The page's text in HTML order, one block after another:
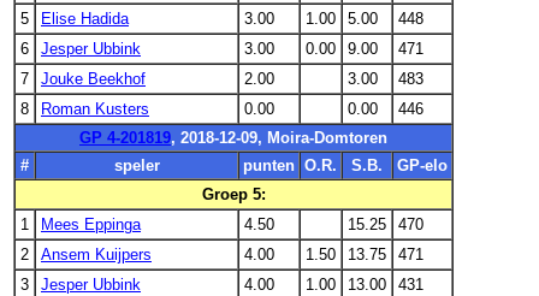
5
Elise Hadida 3.00 1.00 5.00
448
6
Jesper Ubbink 3.00 0.00 9.00
471
7
Jouke Beekhof 2.00 3.00
483
8
Roman Kusters 0.00 0.00
446
GP 4-201819, 2018-12-09, Moira-Domtoren
#
speler punten O.R. S.B.
GP-elo
Groep 5:
1
Mees Eppinga 4.50 15.25
470
2
Ansem Kuijpers 4.00 1.50 13.75
471
3
Jesper Ubbink 4.00 1.00 13.00
431